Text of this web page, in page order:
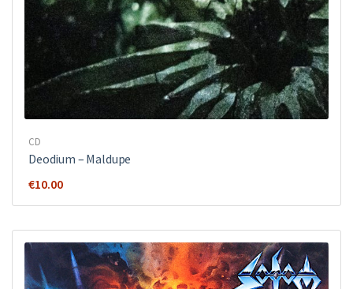
CD
Deodium – Maldupe
€10.00